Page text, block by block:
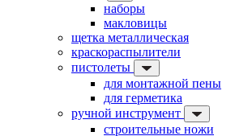
наборы
макловицы
щетка металлическая
краскораспылители
пистолеты
для монтажной пены
для герметика
ручной инструмент
строительные ножи